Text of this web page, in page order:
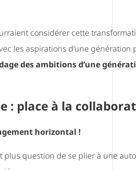
considérer cette
les aspirations d’une génération
des ambitions d’une
: place à la
horizontal !
plus question de se plier à une